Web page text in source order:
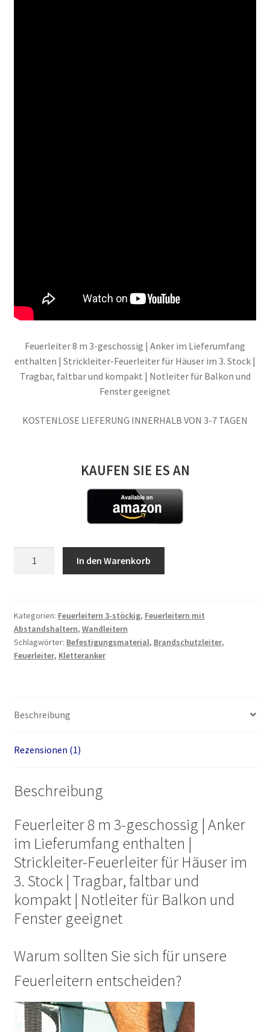
Feuerleiter 8 m 3-geschossig | Anker im Lieferumfang
enthalten | Strickleiter-Feuerleiter für Häuser im 3. Stock |
Tragbar, faltbar und kompakt | Notleiter für Balkon und
Fenster geeignet
KOSTENLOSE LIEFERUNG INNERHALB VON 3-7 TAGEN
KAUFEN SIE ES AN
Befestigungsmaterial
(Kletteranker)
Menge
In den Warenkorb
Kategorien: Feuerleitern 3-stöckig, Feuerleitern mit
Abstandshaltern, Wandleitern
Schlagwörter: Befestigungsmaterial, Brandschutzleiter,
Feuerleiter, Kletteranker
Beschreibung
Rezensionen (1)
Beschreibung
Feuerleiter 8 m 3-geschossig | Anker
im Lieferumfang enthalten |
Strickleiter-Feuerleiter für Häuser im
3. Stock | Tragbar, faltbar und
kompakt | Notleiter für Balkon und
Fenster geeignet
Warum sollten Sie sich für unsere
Feuerleitern entscheiden?